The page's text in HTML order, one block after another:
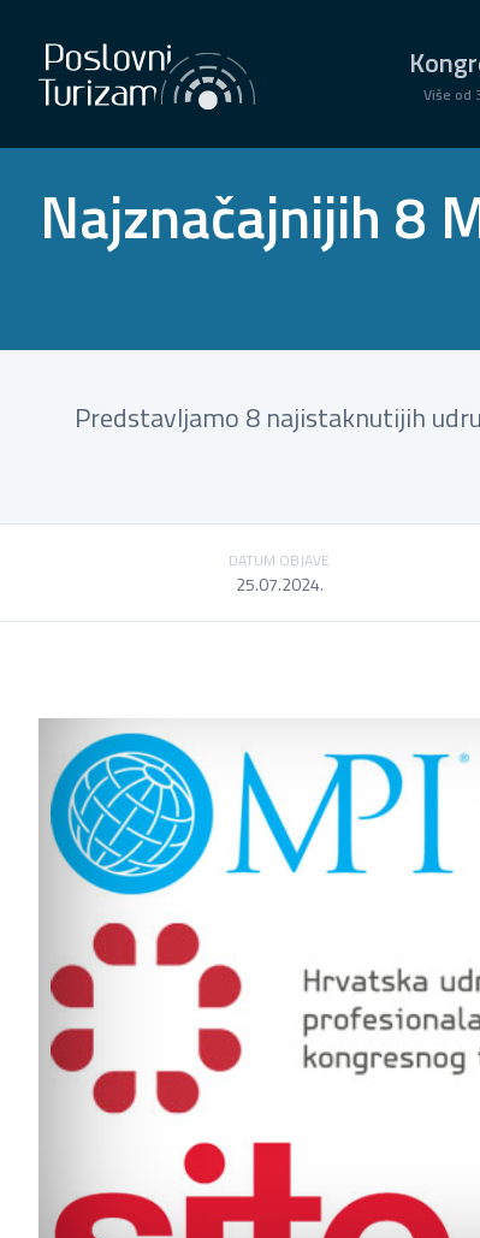
Više od
Najznačajnijih 8
Predstavljamo 8 najistaknutijih
DATUM OBJAVE
25.07.2024.